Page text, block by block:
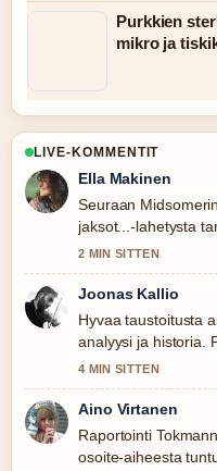
Purkkien
mikro ja
LIVE-KOMMENTIT
Ella Makinen
Seuraan
jaksot...-lahetysta
savyja.
2 MIN SITTEN
Joonas Kallio
Hyvaa taustoitusta
analyysi ja historia.
tasalla.
4 MIN SITTEN
Aino Virtanen
Raportointi
osoite-aiheesta